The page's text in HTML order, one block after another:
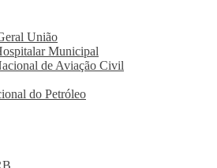
União
Municipal
de Aviação Civil
do Petróleo